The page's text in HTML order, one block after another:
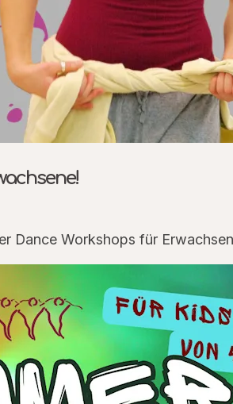
Dance Workshops für